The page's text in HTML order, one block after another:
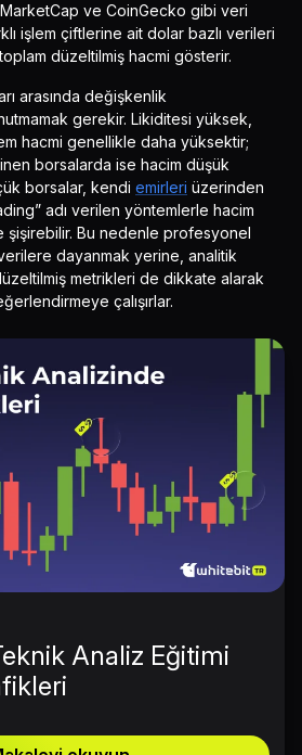
ve CoinGecko gibi veri
işlem çiftlerine ait dolar bazlı verileri
düzeltilmiş hacmi gösterir.
arasında değişkenlik
gerekir. Likiditesi yüksek,
hacmi genellikle daha yüksektir;
borsalarda ise hacim düşük
borsalar, kendi emirleri üzerinden
adı verilen yöntemlerle hacim
Bu nedenle profesyonel
dayanmak yerine, analitik
metrikleri de dikkate alarak
çalışırlar.
Analiz Eğitimi